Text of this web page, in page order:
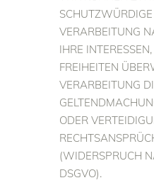
VERARBEITUNG
IHRE
FREIHEITEN
VERARBEITUNG
ODER
(WIDERSPRUCH
DSGVO).